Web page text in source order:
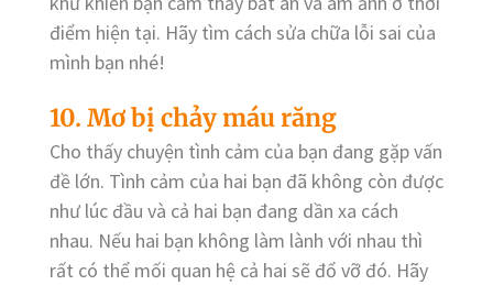
điểm hiện tại. Hãy tìm cách sửa chữa lỗi sai của
mình bạn nhé!
10. Mơ bị chảy máu răng
Cho thấy chuyện tình cảm của bạn đang gặp vấn
đề lớn. Tình cảm của hai bạn đã không còn được
như lúc đầu và cả hai bạn đang dần xa cách
nhau. Nếu hai bạn không làm lành với nhau thì
rất có thể mối quan hệ cả hai sẽ đổ vỡ đó. Hãy